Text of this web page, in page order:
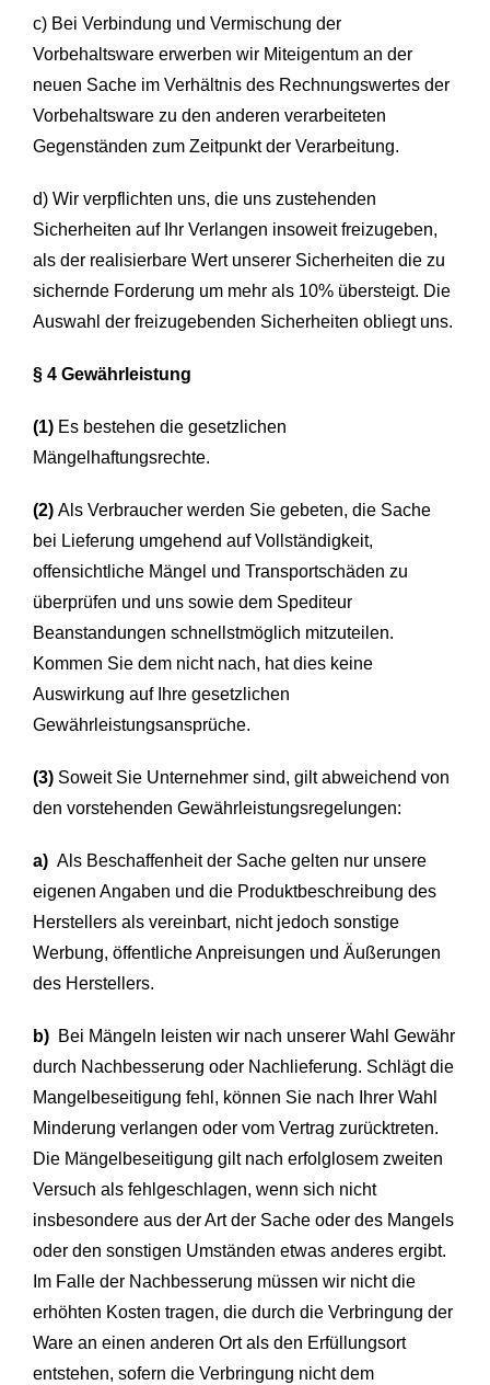
c) Bei Verbindung und Vermischung der
Vorbehaltsware erwerben wir Miteigentum an der
neuen Sache im Verhältnis des Rechnungswertes der
Vorbehaltsware zu den anderen verarbeiteten
Gegenständen zum Zeitpunkt der Verarbeitung.
d) Wir verpflichten uns, die uns zustehenden
Sicherheiten auf Ihr Verlangen insoweit freizugeben,
als der realisierbare Wert unserer Sicherheiten die zu
sichernde Forderung um mehr als 10% übersteigt. Die
Auswahl der freizugebenden Sicherheiten obliegt uns.
§ 4 Gewährleistung
(1) Es bestehen die gesetzlichen
Mängelhaftungsrechte.
(2)Als Verbraucher werden Sie gebeten, die Sache
bei Lieferung umgehend auf Vollständigkeit,
offensichtliche Mängel und Transportschäden zu
überprüfen und uns sowie dem Spediteur
Beanstandungen schnellstmöglich mitzuteilen.
Kommen Sie dem nicht nach, hat dies keine
Auswirkung auf Ihre gesetzlichen
Gewährleistungsansprüche.
(3)Soweit Sie Unternehmer sind, gilt abweichend von
den vorstehenden Gewährleistungsregelungen:
a) Als Beschaffenheit der Sache gelten nur unsere
eigenen Angaben und die Produktbeschreibung des
Herstellers als vereinbart, nicht jedoch sonstige
Werbung, öffentliche Anpreisungen und Äußerungen
des Herstellers.
b) Bei Mängeln leisten wir nach unserer Wahl Gewähr
durch Nachbesserung oder Nachlieferung. Schlägt die
Mangelbeseitigung fehl, können Sie nach Ihrer Wahl
Minderung verlangen oder vom Vertrag zurücktreten.
Die Mängelbeseitigung gilt nach erfolglosem zweiten
Versuch als fehlgeschlagen, wenn sich nicht
insbesondere aus der Art der Sache oder des Mangels
oder den sonstigen Umständen etwas anderes ergibt.
Im Falle der Nachbesserung müssen wir nicht die
erhöhten Kosten tragen, die durch die Verbringung der
Ware an einen anderen Ort als den Erfüllungsort
entstehen, sofern die Verbringung nicht dem